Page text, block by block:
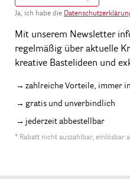
Ja, ich habe die
Mit unserem Newsletter
regelmäßig über aktuelle
kreative Bastelideen und
zahlreiche Vorteile, immer
gratis und unverbindlich
jederzeit abbestellbar
* Rabatt nicht auszahlbar, einlösbar